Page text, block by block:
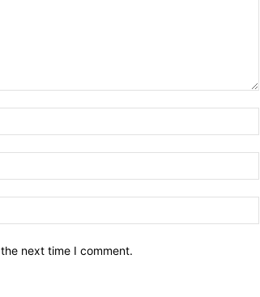
next time I comment.